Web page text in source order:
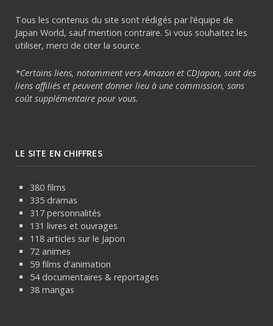
Tous les contenus du site sont rédigés par l’équipe de
Japan World, sauf mention contraire. Si vous souhaitez les
utiliser, merci de citer la source.
*Certains liens, notamment vers Amazon et CDJapan, sont des
liens affiliés et peuvent donner lieu à une commission, sans
coût supplémentaire pour vous.
LE SITE EN CHIFFRES
380 films
335 dramas
317 personnalités
131 livres et ouvrages
118 articles sur le Japon
72 animes
59 films d'animation
54 documentaires & reportages
38 mangas